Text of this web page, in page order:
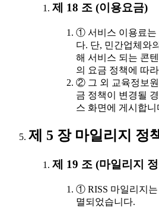
제 18 조 (이용요금)
① 서비스 이용료는
다. 단, 민간업체와
해 서비스 되는 콘
의 요금 정책에 따
② 그 외 교육정보
금 정책이 변경될
스 화면에 게시합니
제 5 장 마일리지 정
제 19 조 (마일리지
① RISS 마일리지는
멸되었습니다.